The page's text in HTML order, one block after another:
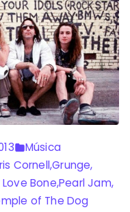
Música
Cornell,Grunge,
Bone,Pearl Jam,
of The Dog